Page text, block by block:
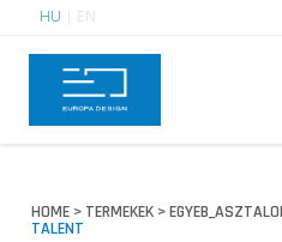
HU EN
HOME > TERMEKEK >
TALENT